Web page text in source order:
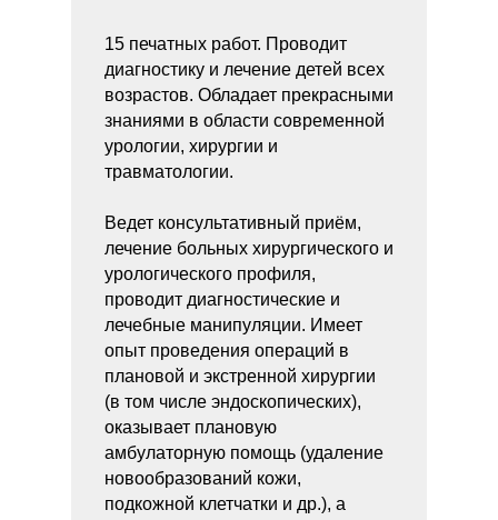
15 печатных работ. Проводит
диагностику и лечение детей всех
возрастов. Обладает прекрасными
знаниями в области современной
урологии, хирургии и
травматологии.
Ведет консультативный приём,
лечение больных хирургического и
урологического профиля,
проводит диагностические и
лечебные манипуляции. Имеет
опыт проведения операций в
плановой и экстренной хирургии
(в том числе эндоскопических),
оказывает плановую
амбулаторную помощь (удаление
новообразований кожи,
подкожной клетчатки и др.), а